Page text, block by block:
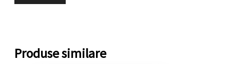
Produse similare